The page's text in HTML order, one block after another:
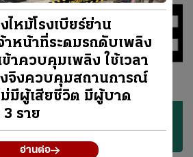
ไหม้โรงเบียร์ย่าน
าหน้าที่ระดมรถดับเพลิง
าควบคุมเพลิง ใช้เวลา
งจึงควบคุมสถานการณ์
ม่มีผู้เสียชีวิต มีผู้บาด
3 ราย
อ่านต่อ